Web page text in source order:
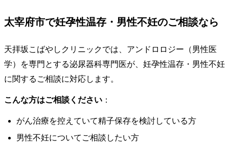
太宰府市で妊孕性温存・男性不妊のご相談なら
天拝坂こばやしクリニックでは、アンドロロジー（男性医
学）を専門とする泌尿器科専門医が、妊孕性温存・男性不妊
に関するご相談に対応します。
こんな方はご相談ください ：
がん治療を控えていて精子保存を検討している方
男性不妊についてご相談したい方